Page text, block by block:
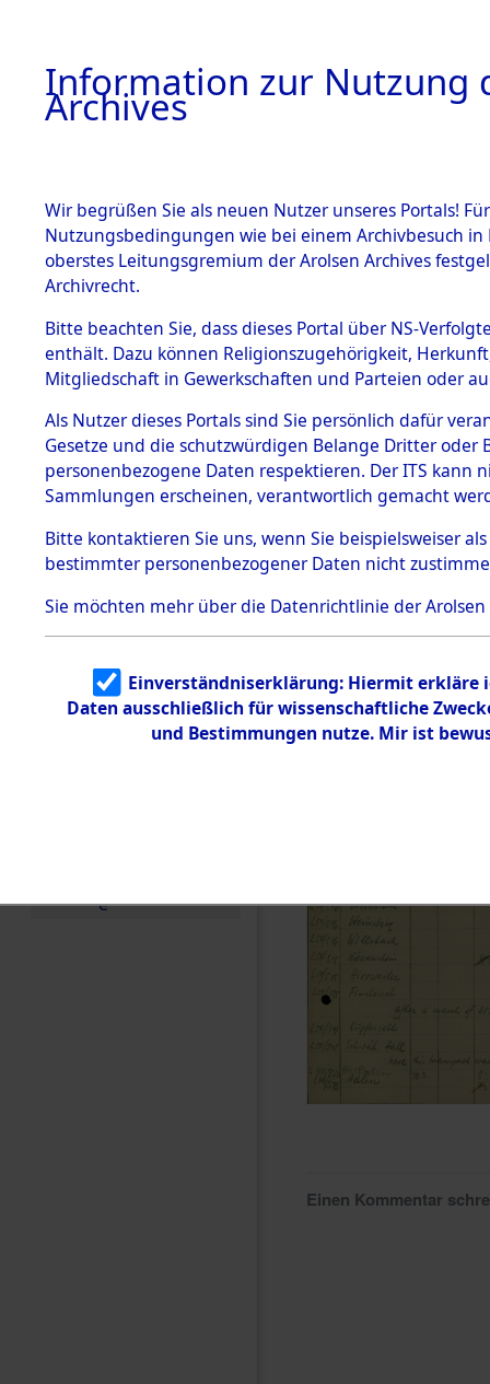
BESTÄNDE
1.
mente
5. Verschiedenes
5.3
Todesmärsche
5.3.1 Alliierte
Erhebungen
zu
Todesmärsch
en
5.3.2
Identifizierun
g
5.3.3
Todesmärsch
e
Routen
→0036
Einen Kommentar
Information zur Nutzung
Archives
Wir begrüßen Sie als neuen Nutzer unseres Portals!
Nutzungsbedingungen wie bei einem Archivbesuch
oberstes Leitungsgremium der Arolsen Archives
Archivrecht.
Bitte beachten Sie, dass dieses Portal über NS-
enthält. Dazu können Religionszugehörigkeit,
Mitgliedschaft in Gewerkschaften und Parteien oder
Als Nutzer dieses Portals sind Sie persönlich dafür
Gesetze und die schutzwürdigen Belange Dritter
personenbezogene Daten respektieren. Der ITS
Sammlungen erscheinen, verantwortlich gemacht
Bitte kontaktieren Sie uns, wenn Sie beispielsweiser
bestimmter personenbezogener Daten nicht
Sie möchten mehr über die Datenrichtlinie der Arolsen
Einverständniserklärung: Hiermit erkläre
Daten ausschließlich für wissenschaftliche
und Bestimmungen nutze. Mir ist